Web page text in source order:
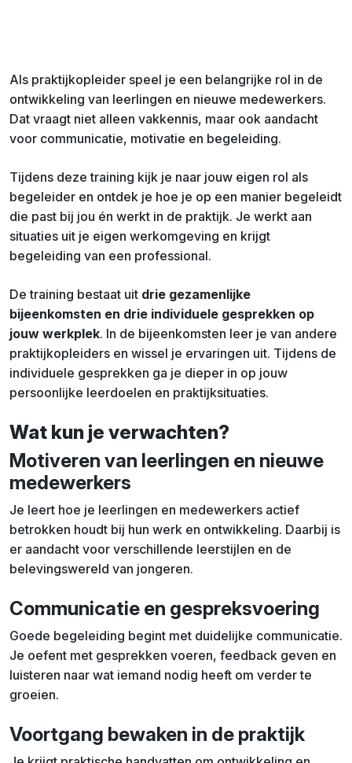
Als praktijkopleider speel je een belangrijke rol in de
ontwikkeling van leerlingen en nieuwe medewerkers.
Dat vraagt niet alleen vakkennis, maar ook aandacht
voor communicatie, motivatie en begeleiding.
Tijdens deze training kijk je naar jouw eigen rol als
begeleider en ontdek je hoe je op een manier begeleidt
die past bij jou én werkt in de praktijk. Je werkt aan
situaties uit je eigen werkomgeving en krijgt
begeleiding van een professional.
De training bestaat uit drie gezamenlijke
bijeenkomsten en drie individuele gesprekken op
jouw werkplek. In de bijeenkomsten leer je van andere
praktijkopleiders en wissel je ervaringen uit. Tijdens de
individuele gesprekken ga je dieper in op jouw
persoonlijke leerdoelen en praktijksituaties.
Wat kun je verwachten?
Motiveren van leerlingen en nieuwe
medewerkers
Je leert hoe je leerlingen en medewerkers actief
betrokken houdt bij hun werk en ontwikkeling. Daarbij is
er aandacht voor verschillende leerstijlen en de
belevingswereld van jongeren.
Communicatie en gespreksvoering
Goede begeleiding begint met duidelijke communicatie.
Je oefent met gesprekken voeren, feedback geven en
luisteren naar wat iemand nodig heeft om verder te
groeien.
Voortgang bewaken in de praktijk